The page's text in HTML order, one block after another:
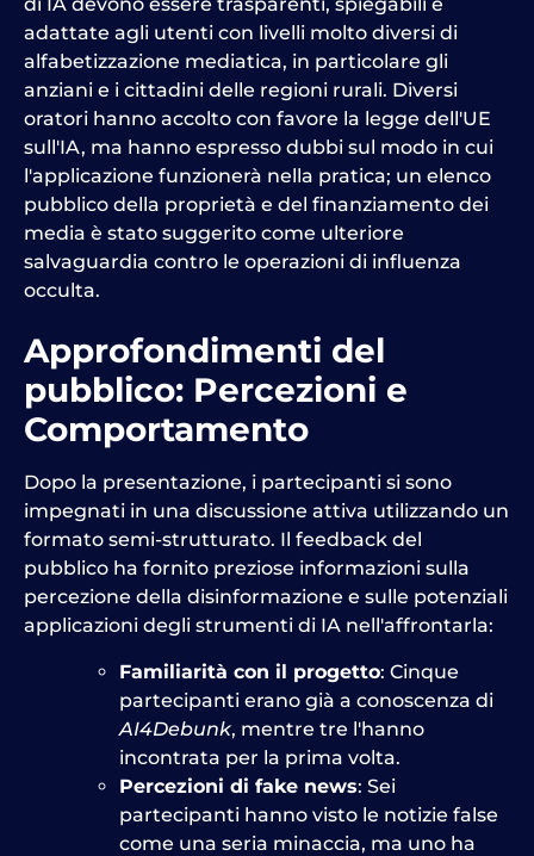
adattate agli utenti con livelli molto diversi di
alfabetizzazione mediatica, in particolare gli
anziani e i cittadini delle regioni rurali. Diversi
oratori hanno accolto con favore la legge dell'UE
sull'IA, ma hanno espresso dubbi sul modo in cui
l'applicazione funzionerà nella pratica; un elenco
pubblico della proprietà e del finanziamento dei
media è stato suggerito come ulteriore
salvaguardia contro le operazioni di influenza
occulta.
Approfondimenti del
pubblico: Percezioni e
Comportamento
Dopo la presentazione, i partecipanti si sono
impegnati in una discussione attiva utilizzando un
formato semi-strutturato. Il feedback del
pubblico ha fornito preziose informazioni sulla
percezione della disinformazione e sulle potenziali
applicazioni degli strumenti di IA nell'affrontarla:
Familiarità con il progetto: Cinque
partecipanti erano già a conoscenza di
AI4Debunk, mentre tre l'hanno
incontrata per la prima volta.
Percezioni di fake news: Sei
partecipanti hanno visto le notizie false
come una seria minaccia, ma uno ha